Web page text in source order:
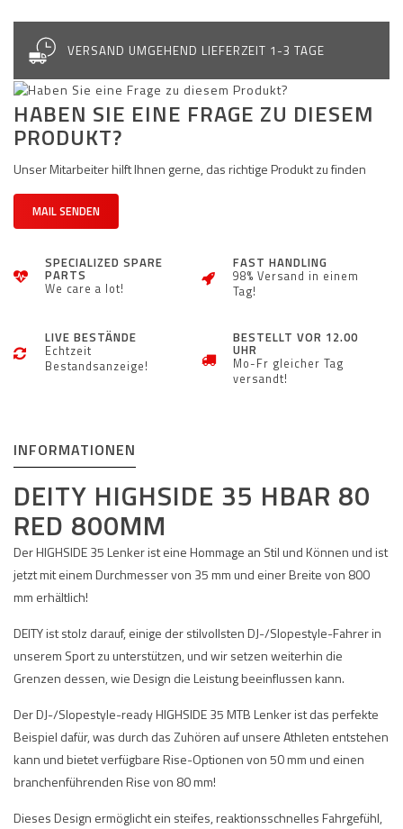
VERSAND UMGEHEND LIEFERZEIT 1-3 TAGE
HABEN SIE EINE FRAGE ZU DIESEM
PRODUKT?
Unser Mitarbeiter hilft Ihnen gerne, das richtige Produkt zu finden
MAIL SENDEN
SPECIALIZED SPARE
PARTS
We care a lot!
FAST HANDLING
98% Versand in einem
Tag!
LIVE BESTÄNDE
Echtzeit
Bestandsanzeige!
BESTELLT VOR 12.00
UHR
Mo-Fr gleicher Tag
versandt!
INFORMATIONEN
DEITY HIGHSIDE 35 HBAR 80
RED 800MM
Der HIGHSIDE 35 Lenker ist eine Hommage an Stil und Können und ist
jetzt mit einem Durchmesser von 35 mm und einer Breite von 800
mm erhältlich!
DEITY ist stolz darauf, einige der stilvollsten DJ-/Slopestyle-Fahrer in
unserem Sport zu unterstützen, und wir setzen weiterhin die
Grenzen dessen, wie Design die Leistung beeinflussen kann.
Der DJ-/Slopestyle-ready HIGHSIDE 35 MTB Lenker ist das perfekte
Beispiel dafür, was durch das Zuhören auf unsere Athleten entstehen
kann und bietet verfügbare Rise-Optionen von 50 mm und einen
branchenführenden Rise von 80 mm!
Dieses Design ermöglicht ein steifes, reaktionsschnelles Fahrgefühl,